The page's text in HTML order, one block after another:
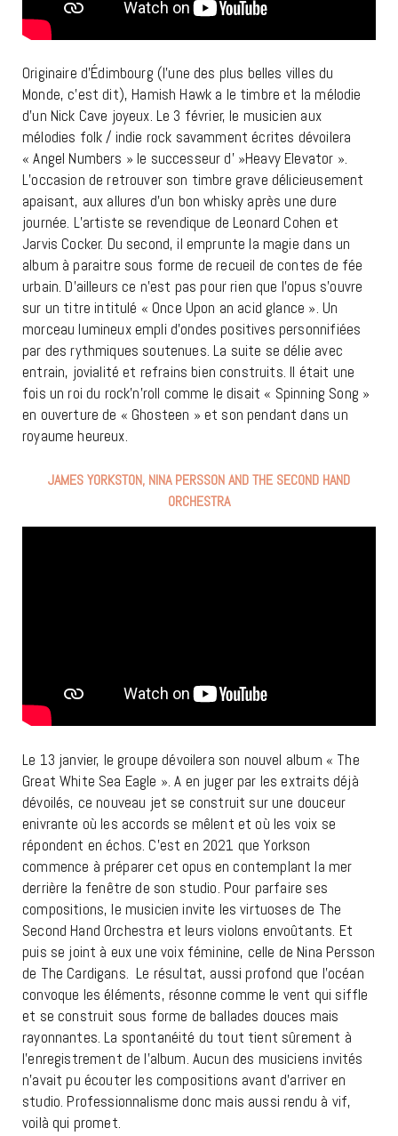
Originaire d’Édimbourg (l’une des plus belles villes du
Monde, c’est dit), Hamish Hawk a le timbre et la mélodie
d’un Nick Cave joyeux. Le 3 février, le musicien aux
mélodies folk / indie rock savamment écrites dévoilera
« Angel Numbers » le successeur d' »Heavy Elevator ».
L’occasion de retrouver son timbre grave délicieusement
apaisant, aux allures d’un bon whisky après une dure
journée. L’artiste se revendique de Leonard Cohen et
Jarvis Cocker. Du second, il emprunte la magie dans un
album à paraitre sous forme de recueil de contes de fée
urbain. D’ailleurs ce n’est pas pour rien que l’opus s’ouvre
sur un titre intitulé « Once Upon an acid glance ». Un
morceau lumineux empli d’ondes positives personnifiées
par des rythmiques soutenues. La suite se délie avec
entrain, jovialité et refrains bien construits. Il était une
fois un roi du rock’n’roll comme le disait « Spinning Song »
en ouverture de « Ghosteen » et son pendant dans un
royaume heureux.
JAMES YORKSTON, NINA PERSSON AND THE SECOND HAND
ORCHESTRA
Le 13 janvier, le groupe dévoilera son nouvel album « The
Great White Sea Eagle ». A en juger par les extraits déjà
dévoilés, ce nouveau jet se construit sur une douceur
enivrante où les accords se mêlent et où les voix se
répondent en échos. C’est en 2021 que Yorkson
commence à préparer cet opus en contemplant la mer
derrière la fenêtre de son studio. Pour parfaire ses
compositions, le musicien invite les virtuoses de The
Second Hand Orchestra et leurs violons envoûtants. Et
puis se joint à eux une voix féminine, celle de Nina Persson
de The Cardigans. Le résultat, aussi profond que l’océan
convoque les éléments, résonne comme le vent qui siffle
et se construit sous forme de ballades douces mais
rayonnantes. La spontanéité du tout tient sûrement à
l’enregistrement de l’album. Aucun des musiciens invités
n’avait pu écouter les compositions avant d’arriver en
studio. Professionnalisme donc mais aussi rendu à vif,
voilà qui promet.